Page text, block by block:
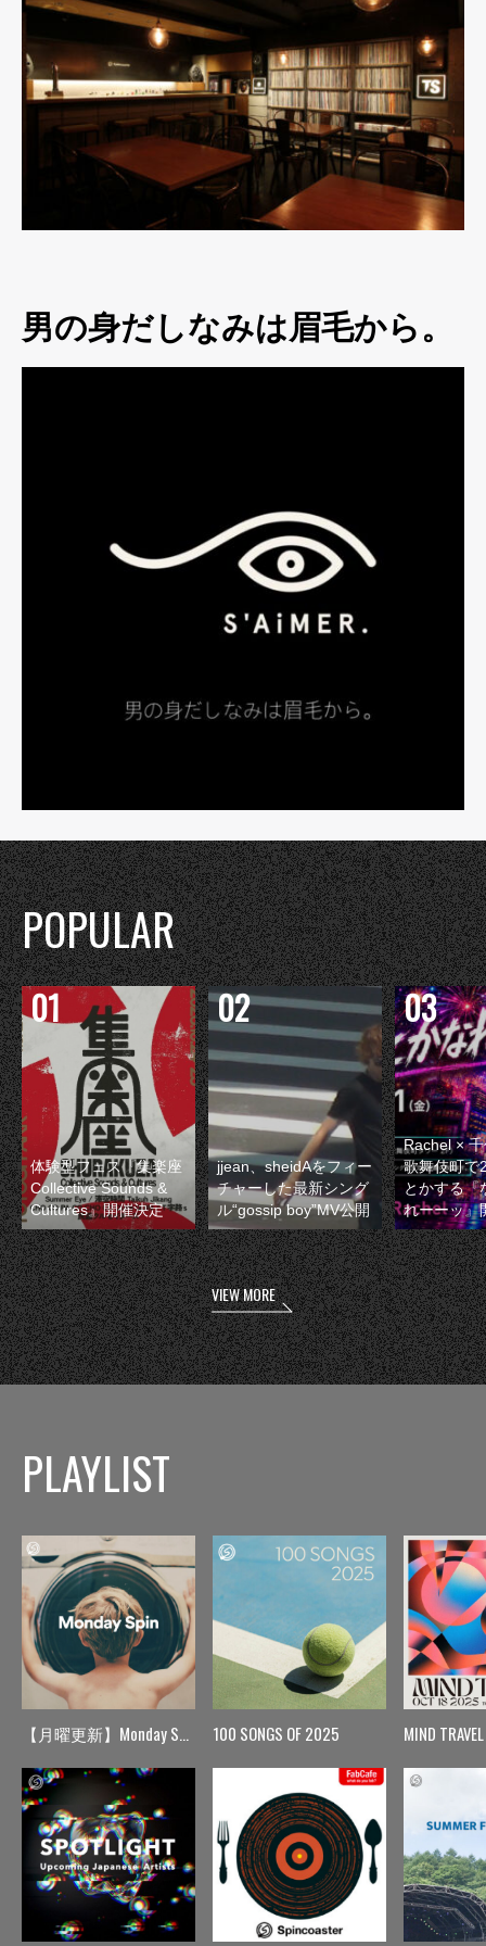
男の身だしなみは眉毛から。
POPULAR
体験型フェス『集楽座
Collective Sounds &
Cultures』開催決定
jjean、sheidAをフィー
チャーした最新シング
ル“gossip boy”MV公開
Rachel ×
歌舞伎町で
とかする『
れーーッ』
VIEW MORE
PLAYLIST
【月曜更新】Monday Spin 100 SONGS OF 2025 MIND TRAVEL